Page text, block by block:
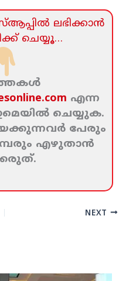
ലഭിക്കാന്‍
ചെയ്യൂ…
എന്ന
ചെയ്യുക.
പേരും
എഴുതാന്‍
NEXT